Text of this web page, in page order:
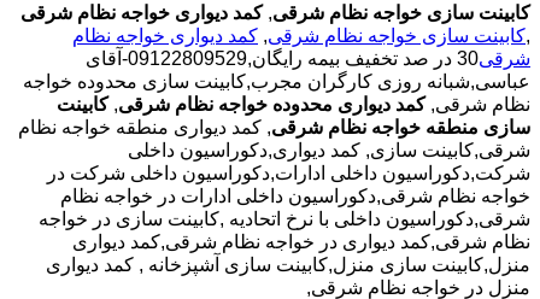
کابینت سازی خواجه نظام شرقی,کمد دیواری خواجه نظام شرقی
,کابینت سازی خواجه نظام شرقی, کمد دیواری خواجه نظام
شرقی
30 در صد تخفیف بیمه رایگان,09122809529-آقای
عباسی,شبانه روزی کارگران مجرب,کابینت سازی محدوده خواجه
نظام شرقی,کمد دیواری محدوده خواجه نظام شرقی, کابینت
سازی منطقه خواجه نظام شرقی, کمد دیواری منطقه خواجه نظام
شرقی,کابینت سازی, کمد دیواری,دکوراسیون داخلی
شرکت,دکوراسیون داخلی ادارات,دکوراسیون داخلی شرکت در
خواجه نظام شرقی,دکوراسیون داخلی ادارات در خواجه نظام
شرقی,دکوراسیون داخلی با نرخ اتحادیه ,کابینت سازی در خواجه
نظام شرقی,کمد دیواری در خواجه نظام شرقی,کمد دیواری
منزل,کابینت سازی منزل,کابینت سازی آشپزخانه , کمد دیواری
منزل در خواجه نظام شرقی,